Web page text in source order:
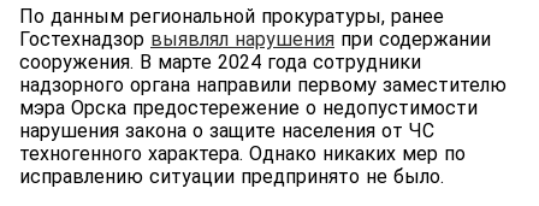
По данным региональной прокуратуры, ранее
Гостехнадзор выявлял нарушения при содержании
сооружения. В марте 2024 года сотрудники
надзорного органа направили первому заместителю
мэра Орска предостережение о недопустимости
нарушения закона о защите населения от ЧС
техногенного характера. Однако никаких мер по
исправлению ситуации предпринято не было.